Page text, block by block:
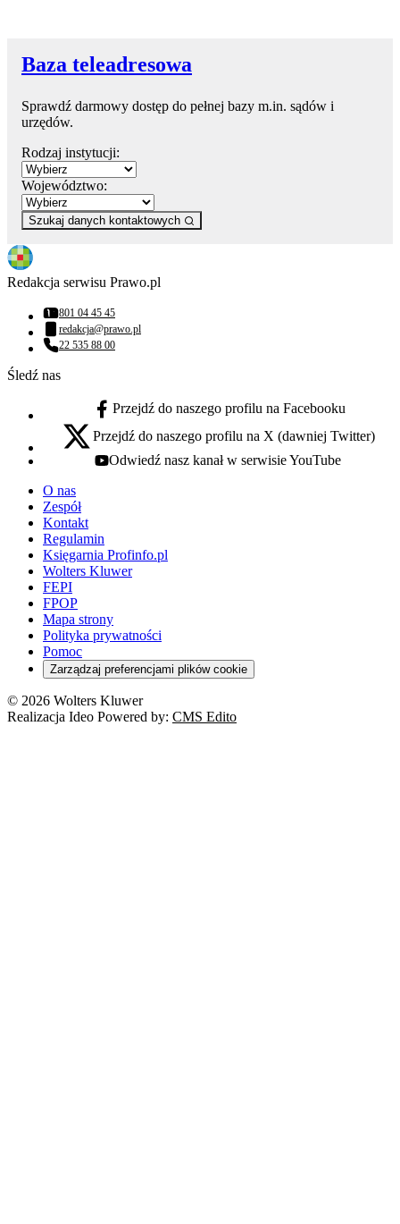
Baza teleadresowa
Sprawdź darmowy dostęp do pełnej bazy m.in. sądów i
urzędów.
Rodzaj instytucji:
Województwo:
Szukaj danych kontaktowych
Redakcja serwisu Prawo.pl
Numer telefonu:
801 04 45 45
Adres email:
redakcja@prawo.pl
Numer telefonu:
22 535 88 00
Śledź nas
facebook - otwiera się w nowej karcie
Przejdź do naszego profilu na Facebooku
x - otwiera się w nowej karcie
Przejdź do naszego profilu na X (dawniej Twitter)
youtube - otwiera się w nowej karcie
Odwiedź nasz kanał w serwisie YouTube
O nas
Zespół
Kontakt
Regulamin
Księgarnia Profinfo.pl
Wolters Kluwer
FEPI
FPOP
Mapa strony
Polityka prywatności
Pomoc
Zarządzaj preferencjami plików cookie
© 2026 Wolters Kluwer
Realizacja Ideo Powered by: CMS Edito